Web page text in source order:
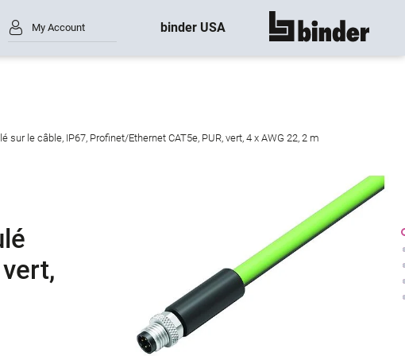
My Account binder USA montre tout
sur le câble, IP67, Profinet/Ethernet CAT5e, PUR, vert, 4 x AWG 22, 2 m